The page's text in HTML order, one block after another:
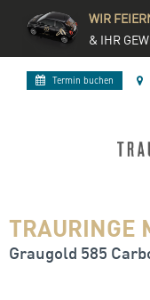
WIR
& IHR
Termin buchen
TRAURINGE
Graugold 585